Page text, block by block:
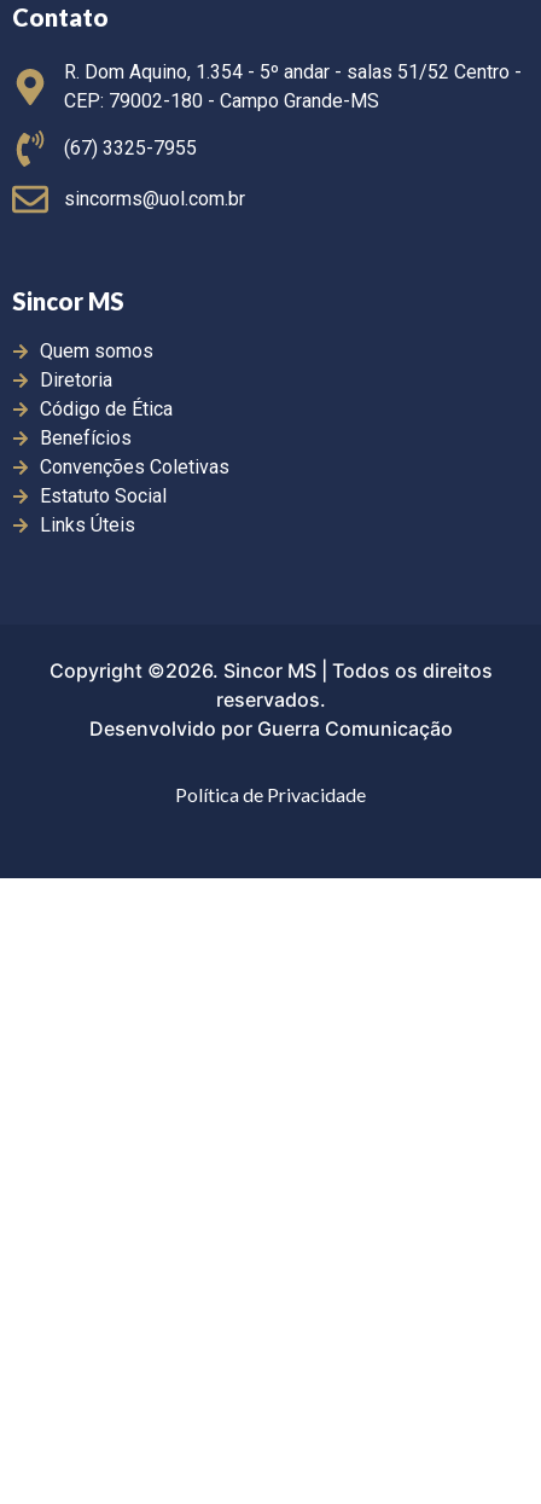
Contato
R. Dom Aquino, 1.354 - 5º andar - salas 51/52 Centro -
CEP: 79002-180 - Campo Grande-MS
(67) 3325-7955
sincorms@uol.com.br
Sincor MS
Quem somos
Diretoria
Código de Ética
Benefícios
Convenções Coletivas
Estatuto Social
Links Úteis
Copyright ©2026. Sincor MS | Todos os direitos
reservados.
Desenvolvido por Guerra Comunicação
Política de Privacidade